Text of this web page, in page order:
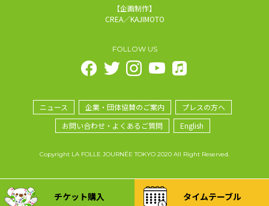
【企画制作】
CREA／KAJIMOTO
FOLLOW US
ニュース 企業・団体協賛のご案内
プレスの方へ
お問い合わせ・よくあるご質問
English
Copyright LA FOLLE JOURNÉE TOKYO 2020 All Right Reserved.
チケット購入 タイムテーブル